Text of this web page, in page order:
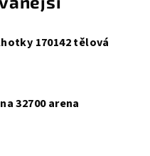
170142 tělová
32700 arena